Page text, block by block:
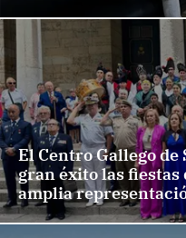
El Centro Gallego
gran éxito las fiestas
amplia